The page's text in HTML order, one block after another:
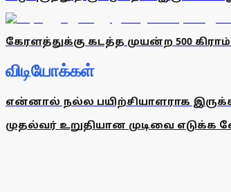
கேரளத்துக்கு கடத்த முயன்ற 500
விடியோக்கள்
என்னால் நல்ல பயிற்சியாளராக இருக்க
முதல்வர் உறுதியான முடிவை எடுக்க